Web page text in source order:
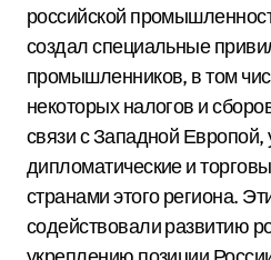
российской
создал специальные
промышленников, в том
некоторых налогов и
связи с Западной Европой,
дипломатические и
странами этого региона.
содействовали развитию